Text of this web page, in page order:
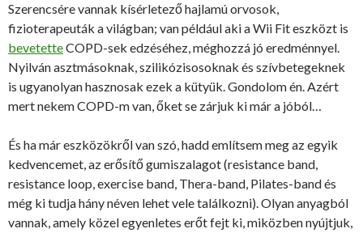
Szerencsére vannak kísérletező hajlamú orvosok,
fizioterapeuták a világban; van például aki a Wii Fit eszközt is
bevetetteCOPD-sek edzéséhez, méghozzá jó eredménnyel.
Nyilván asztmásoknak, szilikózisosoknak és szívbetegeknek
is ugyanolyan hasznosak ezek a kütyük. Gondolom én. Azért
mert nekem COPD-m van, őket se zárjuk ki már a jóból…
És ha már eszközökről van szó, hadd említsem meg az egyik
kedvencemet, az erősítő gumiszalagot (resistance band,
resistance loop, exercise band, Thera-band, Pilates-band és
még ki tudja hány néven lehet vele találkozni). Olyan anyagból
vannak, amely közel egyenletes erőt fejt ki, miközben nyújtjuk,